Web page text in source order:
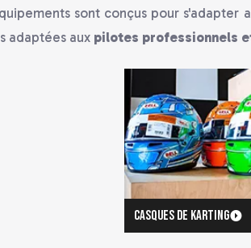
sont conçus pour s'adapter
adaptées aux pilotes professionnels
Casques de karting